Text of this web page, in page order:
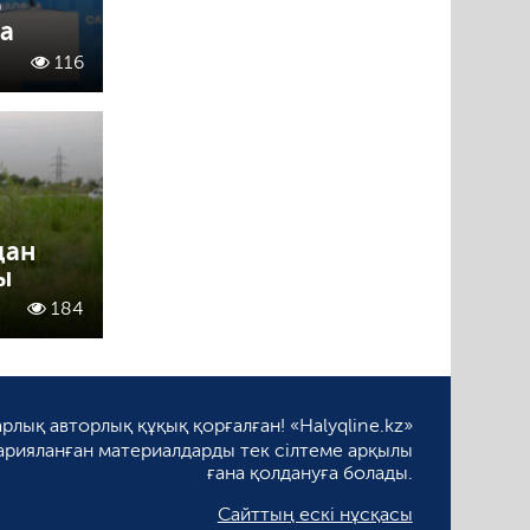
116
184
авторлық құқық қорғалған! «Halyqline.kz»
материалдарды тек сілтеме арқылы
ғана қолдануға болады.
Сайттың ескі нұсқасы